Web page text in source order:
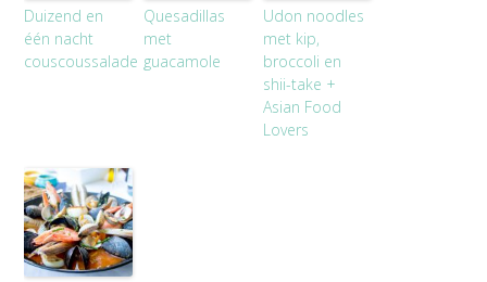
Duizend en
één nacht
couscoussalade
Quesadillas
met
guacamole
Udon noodles
met kip,
broccoli en
shii-take +
Asian Food
Lovers